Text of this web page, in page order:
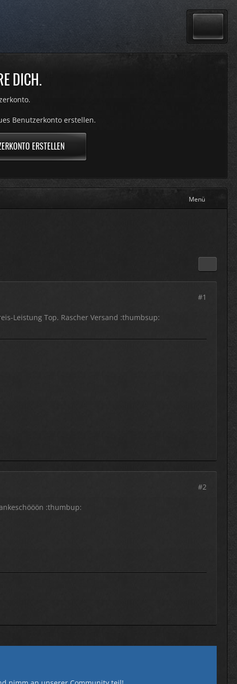
DICH.
Benutzerkonto erstellen.
ERSTELLEN
Menü
#1
Leistung Top. Rascher Versand :thumbsup:
#2
:thumbup: